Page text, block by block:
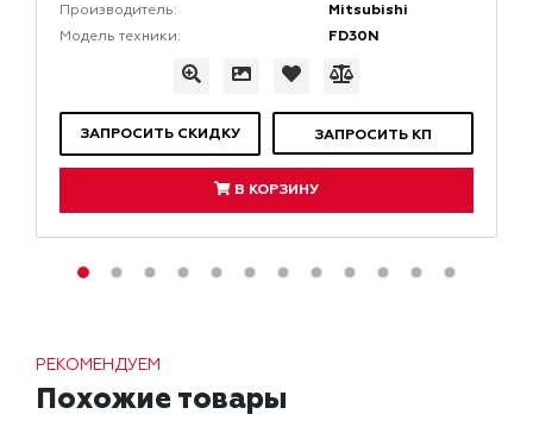
Производитель: Mitsubishi
Модель техники: FD30N
ЗАПРОСИТЬ СКИДКУ ЗАПРОСИТЬ КП
В КОРЗИНУ
РЕКОМЕНДУЕМ
Похожие товары